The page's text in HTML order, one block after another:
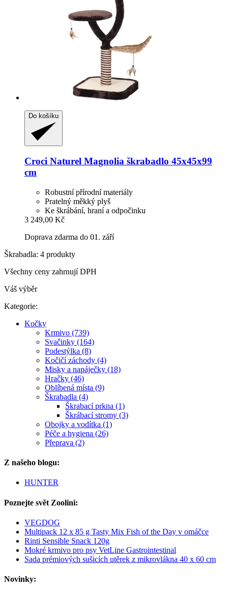
Do košíku
Croci Naturel Magnolia škrabadlo 45x45x99
cm
Robustní přírodní materiály
Pratelný měkký plyš
Ke škrábání, hraní a odpočinku
3 249,00 Kč
Doprava zdarma do 01. září
Škrabadla: 4 produkty
Všechny ceny zahrnují DPH
Váš výběr
Kategorie:
Kočky
Krmivo (739)
Svačinky (164)
Podestýlka (8)
Kočičí záchody (4)
Misky a napáječky (18)
Hračky (46)
Oblíbená místa (9)
Škrabadla (4)
Škrabací prkna (1)
Škrábací stromy (3)
Obojky a vodítka (1)
Péče a hygiena (26)
Přeprava (2)
Z našeho blogu:
HUNTER
Poznejte svět Zoolini:
VEGDOG
Multipack 12 x 85 g Tasty Mix Fish of the Day v omáčce
Rinti Sensible Snack 120g
Mokré krmivo pro psy VetLine Gastrointestinal
Sada prémiových sušicích utěrek z mikrovlákna 40 x 60 cm
Novinky: